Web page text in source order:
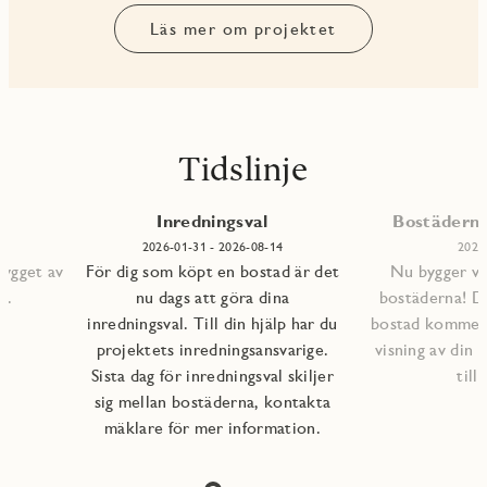
Läs mer om projektet
Tidslinje
av
Inredningsval
2026-01-31 - 2026-08-14
För dig som köpt en bostad är det
nu dags att göra dina
inredningsval. Till din hjälp har du
projektets inredningsansvarige.
Sista dag för inredningsval skiljer
sig mellan bostäderna, kontakta
mäklare för mer information.
Nu bygger
bostäderna!
bostad
visning av din